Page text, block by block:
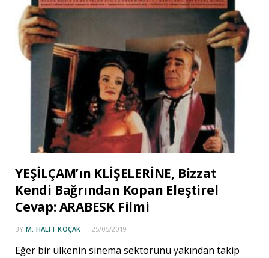
YEŞİLÇAM’ın KLİŞELERİNE, Bizzat
Kendi Bağrından Kopan Eleştirel
Cevap: ARABESK Filmi
BY M. HALIT KOÇAK 25/05/2019
Eğer bir ülkenin sinema sektörünü yakından takip